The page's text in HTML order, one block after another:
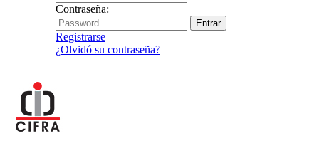
Contraseña:
Registrarse
¿Olvidó su contraseña?